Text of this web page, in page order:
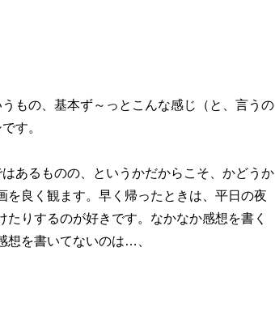
もの、基本ず～っとこんな感じ（と、言うの
す。
あるものの、というかだからこそ、かどうか
良く観ます。早く帰ったときは、平日の夜
りするのが好きです。なかなか感想を書く
想を書いてないのは…、